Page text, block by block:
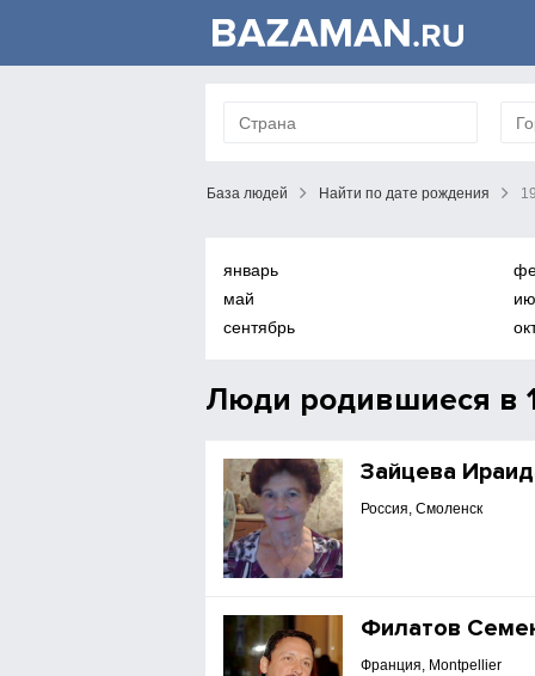
База людей Найти по дате рождения
январь
май
сентябрь
Люди родившиеся в
Зайцева
Россия, Смоленск
Филатов
Франция, Montpellier